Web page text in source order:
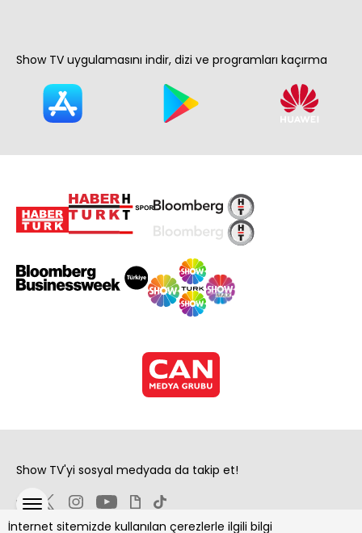
İnternet sitemizde kullanılan çerezlerle ilgili bilgi
Show TV uygulamasını indir, dizi ve programları kaçırma
Show TV'yi sosyal medyada da takip et!